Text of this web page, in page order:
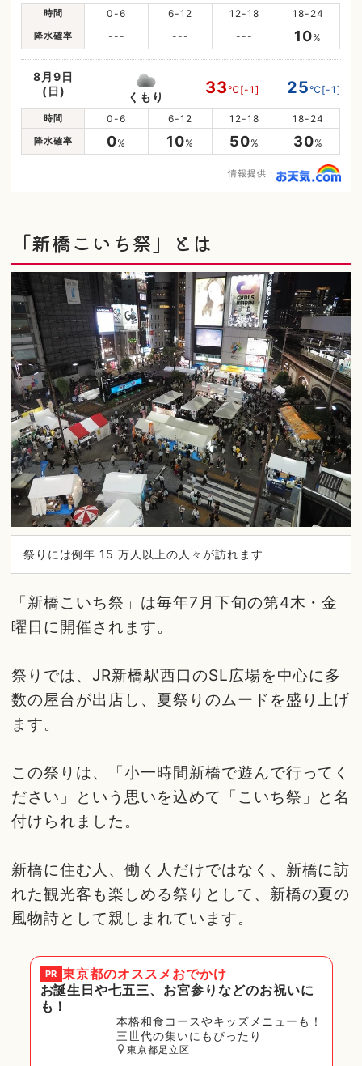
時間 0-6 6-12 12-18 18-24
降水確率 --- --- --- 10%
8月9日
(日)
くもり 33℃[-1] 25℃[-1]
時間 0-6 6-12 12-18 18-24
降水確率 0% 10% 50% 30%
情報提供：
「新橋こいち祭」とは
祭りには例年 15 万人以上の人々が訪れます
「新橋こいち祭」は毎年7月下旬の第4木・金
曜日に開催されます。
祭りでは、JR新橋駅西口のSL広場を中心に多
数の屋台が出店し、夏祭りのムードを盛り上げ
ます。
この祭りは、「小一時間新橋で遊んで行ってく
ださい」という思いを込めて「こいち祭」と名
付けられました。
新橋に住む人、働く人だけではなく、新橋に訪
れた観光客も楽しめる祭りとして、新橋の夏の
風物詩として親しまれています。
PR 東京都のオススメおでかけ
お誕生日や七五三、お宮参りなどのお祝いに
も！
本格和食コースやキッズメニューも！
三世代の集いにもぴったり
東京都足立区